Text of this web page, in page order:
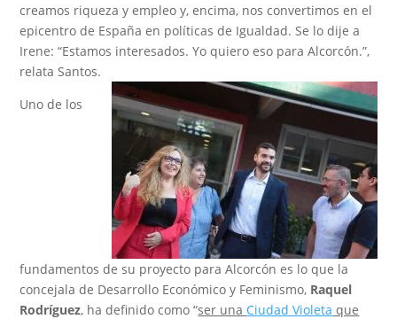
creamos riqueza y empleo y, encima, nos convertimos en el
epicentro de España en políticas de Igualdad. Se lo dije a
Irene: “Estamos interesados. Yo quiero eso para Alcorcón.”,
relata Santos.
Uno de los
fundamentos de su proyecto para Alcorcón es lo que la
concejala de Desarrollo Económico y Feminismo, Raquel
Rodríguez, ha definido como “ser una Ciudad Violeta que